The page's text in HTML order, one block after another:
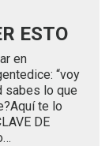
ESTO
en
“voy
sabes lo que
te lo
DE